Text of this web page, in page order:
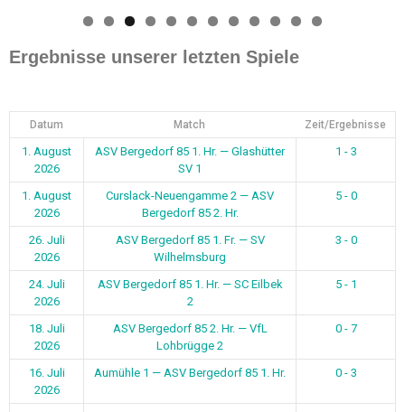
0 1 2
Ergebnisse unserer letzten Spiele
Datum Match Zeit/Ergebnisse
1. August
2026
ASV Bergedorf 85 1. Hr. — Glashütter
SV 1
1 - 3
1. August
2026
Curslack-Neuengamme 2 — ASV
Bergedorf 85 2. Hr.
5 - 0
26. Juli
2026
ASV Bergedorf 85 1. Fr. — SV
Wilhelmsburg
3 - 0
24. Juli
2026
ASV Bergedorf 85 1. Hr. — SC Eilbek
2
5 - 1
18. Juli
2026
ASV Bergedorf 85 2. Hr. — VfL
Lohbrügge 2
0 - 7
16. Juli
2026
Aumühle 1 — ASV Bergedorf 85 1. Hr. 0 - 3